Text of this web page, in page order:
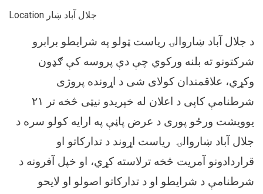
Location جلال آباد ښار
د جلال آباد ښاروالۍ ریاست ټولو په شرایطو برابرو
شرکتونو ته بلنه ورکوي چې دې پروسه کې ګډون
وکړي، علاقمندان کولای شی د اړونده پروژی
شرطنامې کاپی د اعلان له خپریدو نیټی څخه تر ۲۱
یوویشت ورځو پوری د عرض پاڼې په ارایه کولو سره د
جلال آباد ښاروالۍ ریاست اړوند د تدارکاتو او
قراردادونو آمریت څخه ترلاسته کړي، او خپل آفرونه د
شرطنامې د شرایطو او د تدارکاتو اصولو او لایحو